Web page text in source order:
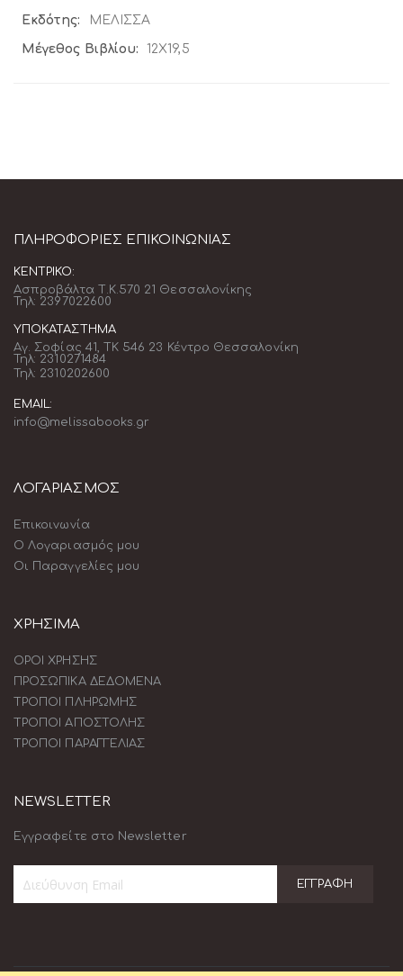
ΜΕΛΙΣΣΑ
12Χ19,5
ΠΛΗΡΟΦΟΡΊΕΣ ΕΠΙΚΟΙΝΩΝΊΑΣ
ΚΕΝΤΡΙΚΌ:
Ασπροβάλτα Τ.Κ.570 21 Θεσσαλονίκης
Τηλ: 2397022600
ΥΠΟΚΑΤΆΣΤΗΜΑ
Αγ. Σοφίας 41, ΤΚ 546 23 Κέντρο Θεσσαλονίκη
Τηλ: 2310271484
Τηλ: 2310202600
EMAIL:
info@melissabooks.gr
ΛΟΓΑΡΙΑΣΜΟΣ
Επικοινωνία
Ο Λογαριασμός μου
Οι Παραγγελίες μου
ΧΡΗΣΙΜΑ
ΟΡΟΙ ΧΡΗΣΗΣ
ΠΡΟΣΩΠΙΚΑ ΔΕΔΟΜΕΝΑ
ΤΡΟΠΟΙ ΠΛΗΡΩΜΗΣ
ΤΡΟΠΟΙ ΑΠΟΣΤΟΛΗΣ
ΤΡΟΠΟΙ ΠΑΡΑΓΓΕΛΙΑΣ
NEWSLETTER
Εγγραφείτε στο Newsletter
Δελτίο:
ΕΓΓΡΑΦΉ